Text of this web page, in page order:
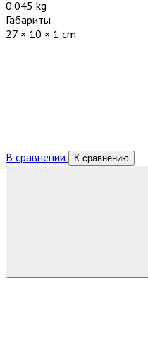
0.045 kg
Габариты
27 × 10 × 1 cm
В сравнении К сравнению